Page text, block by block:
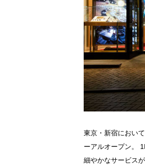
東京・新宿におい
ーアルオープン。
細やかなサービス